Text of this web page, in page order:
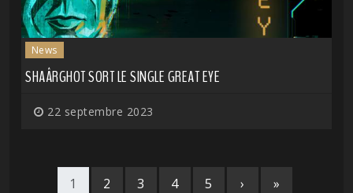
News
SHAÂRGHOT SORT LE SINGLE GREAT EYE
22 septembre 2023
1 2 3 4 5 › »